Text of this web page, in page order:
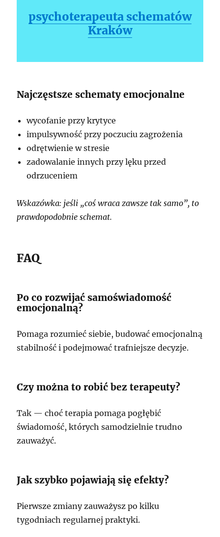
psychoterapeuta schematów
Kraków
Najczęstsze schematy emocjonalne
wycofanie przy krytyce
impulsywność przy poczuciu zagrożenia
odrętwienie w stresie
zadowalanie innych przy lęku przed
odrzuceniem
Wskazówka: jeśli „coś wraca zawsze tak samo”, to
prawdopodobnie schemat.
FAQ
Po co rozwijać samoświadomość
emocjonalną?
Pomaga rozumieć siebie, budować emocjonalną
stabilność i podejmować trafniejsze decyzje.
Czy można to robić bez terapeuty?
Tak — choć terapia pomaga pogłębić
świadomość, których samodzielnie trudno
zauważyć.
Jak szybko pojawiają się efekty?
Pierwsze zmiany zauważysz po kilku
tygodniach regularnej praktyki.